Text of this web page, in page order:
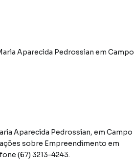
Aparecida Pedrossian em Campo
Aparecida Pedrossian, em Campo
sobre Empreendimento em
(67) 3213-4243.